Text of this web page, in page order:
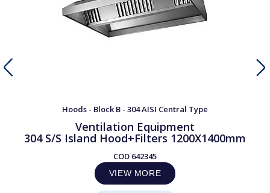
Hoods - Block B - 304 AISI Central Type
Ventilation Equipment
304 S/S Island Hood+Filters 1200X1400mm
COD 642345
VIEW MORE